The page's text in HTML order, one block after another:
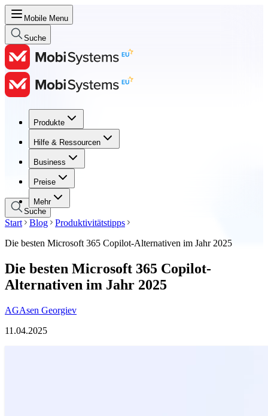
Mobile Menu
Suche
Produkte
Hilfe & Ressourcen
Business
Preise
Mehr
Produkte
Hilfe & Ressourcen
Business
Preise
Suche
Start Blog
Produktivitätstipps
Die besten Microsoft 365 Copilot-Alternativen im Jahr 2025
Die besten Microsoft 365 Copilot-
Alternativen im Jahr 2025
AGAsen Georgiev
11.04.2025